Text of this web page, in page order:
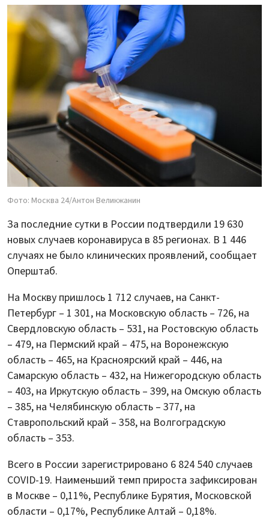
Фото: Москва 24/Антон Великжанин
За последние сутки в России подтвердили 19 630
новых случаев коронавируса в 85 регионах. В 1 446
случаях не было клинических проявлений, сообщает
Оперштаб.
На Москву пришлось 1 712 случаев, на Санкт-
Петербург – 1 301, на Московскую область – 726, на
Свердловскую область – 531, на Ростовскую область
– 479, на Пермский край – 475, на Воронежскую
область – 465, на Красноярский край – 446, на
Самарскую область – 432, на Нижегородскую область
– 403, на Иркутскую область – 399, на Омскую область
– 385, на Челябинскую область – 377, на
Ставропольский край – 358, на Волгоградскую
область – 353.
Всего в России зарегистрировано 6 824 540 случаев
COVID-19. Наименьший темп прироста зафиксирован
в Москве – 0,11%, Республике Бурятия, Московской
области – 0,17%, Республике Алтай – 0,18%.